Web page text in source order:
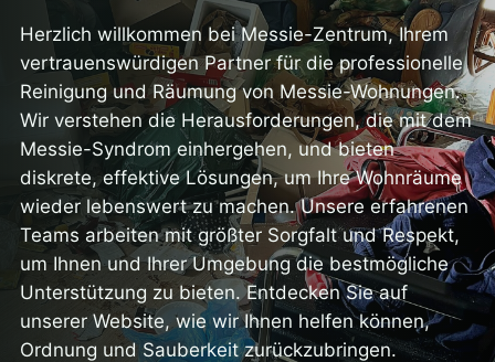
Herzlich willkommen bei Messie-Zentrum, Ihrem
vertrauenswürdigen Partner für die professionelle
Reinigung und Räumung von Messie-Wohnungen.
Wir verstehen die Herausforderungen, die mit dem
Messie-Syndrom einhergehen, und bieten
diskrete, effektive Lösungen, um Ihre Wohnräume
wieder lebenswert zu machen. Unsere erfahrenen
Teams arbeiten mit größter Sorgfalt und Respekt,
um Ihnen und Ihrer Umgebung die bestmögliche
Unterstützung zu bieten. Entdecken Sie auf
unserer Website, wie wir Ihnen helfen können,
Ordnung und Sauberkeit zurückzubringen.